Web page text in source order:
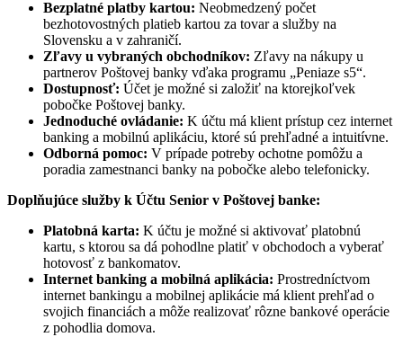
Bezplatné platby kartou: Neobmedzený počet
bezhotovostných platieb kartou za tovar a služby na
Slovensku a v zahraničí.
Zľavy u vybraných obchodníkov: Zľavy na nákupy u
partnerov Poštovej banky vďaka programu „Peniaze s5“.
Dostupnosť: Účet je možné si založiť na ktorejkoľvek
pobočke Poštovej banky.
Jednoduché ovládanie: K účtu má klient prístup cez internet
banking a mobilnú aplikáciu, ktoré sú prehľadné a intuitívne.
Odborná pomoc: V prípade potreby ochotne pomôžu a
poradia zamestnanci banky na pobočke alebo telefonicky.
Doplňujúce služby k Účtu Senior v Poštovej banke:
Platobná karta: K účtu je možné si aktivovať platobnú
kartu, s ktorou sa dá pohodlne platiť v obchodoch a vyberať
hotovosť z bankomatov.
Internet banking a mobilná aplikácia: Prostredníctvom
internet bankingu a mobilnej aplikácie má klient prehľad o
svojich financiách a môže realizovať rôzne bankové operácie
z pohodlia domova.